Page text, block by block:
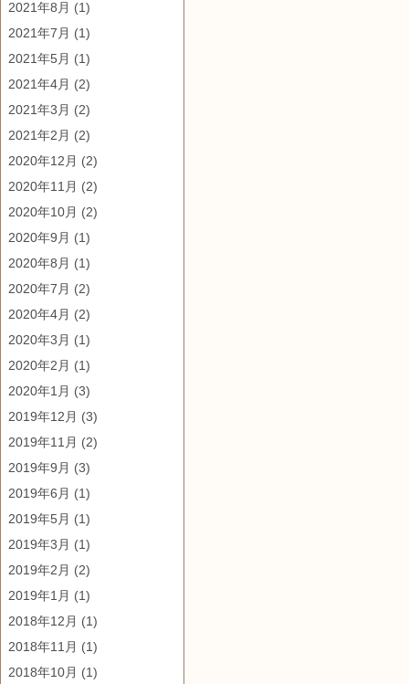
2021年8月 (1)
2021年7月 (1)
2021年5月 (1)
2021年4月 (2)
2021年3月 (2)
2021年2月 (2)
2020年12月 (2)
2020年11月 (2)
2020年10月 (2)
2020年9月 (1)
2020年8月 (1)
2020年7月 (2)
2020年4月 (2)
2020年3月 (1)
2020年2月 (1)
2020年1月 (3)
2019年12月 (3)
2019年11月 (2)
2019年9月 (3)
2019年6月 (1)
2019年5月 (1)
2019年3月 (1)
2019年2月 (2)
2019年1月 (1)
2018年12月 (1)
2018年11月 (1)
2018年10月 (1)